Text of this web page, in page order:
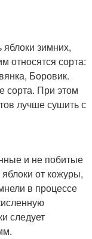
зимних,
относятся сорта:
Боровик.
сорта. При этом
лучше сушить с
и не побитые
от кожуры,
в процессе
следует